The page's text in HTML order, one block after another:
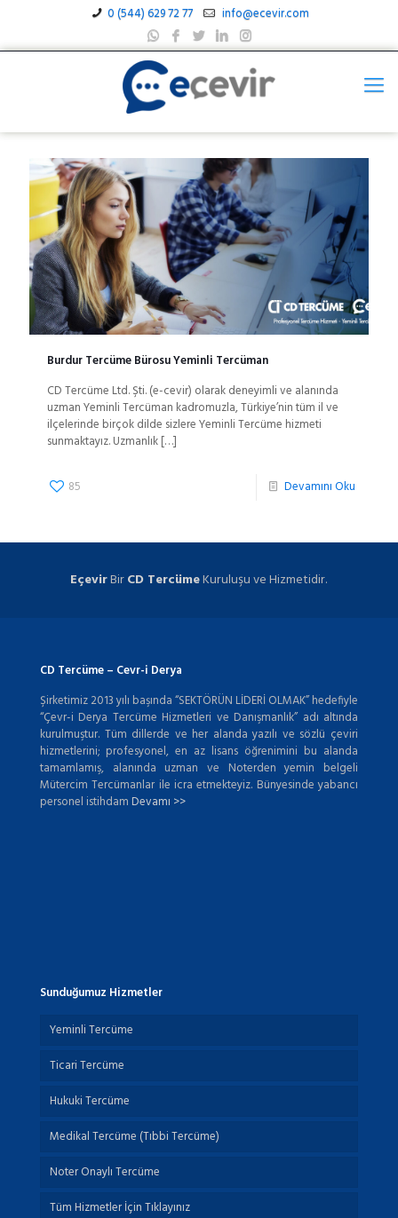
0 (544) 629 72 77 info@ecevir.com
Burdur Tercüme Bürosu Yeminli Tercüman
CD Tercüme Ltd. Şti. (e-cevir) olarak deneyimli ve alanında
uzman Yeminli Tercüman kadromuzla, Türkiye’nin tüm il ve
ilçelerinde birçok dilde sizlere Yeminli Tercüme hizmeti
sunmaktayız. Uzmanlık[…]
85 Devamını Oku
EçevirBirCD TercümeKuruluşu ve Hizmetidir.
CD Tercüme – Cevr-i Derya
Şirketimiz 2013 yılı başında “SEKTÖRÜN LİDERİ OLMAK” hedefiyle
“Çevr-i Derya Tercüme Hizmetleri ve Danışmanlık” adı altında
kurulmuştur. Tüm dillerde ve her alanda yazılı ve sözlü çeviri
hizmetlerini; profesyonel, en az lisans öğrenimini bu alanda
tamamlamış, alanında uzman ve Noterden yemin belgeli
Mütercim Tercümanlar ile icra etmekteyiz. Bünyesinde yabancı
personel istihdamDevamı >>
Sunduğumuz Hizmetler
Yeminli Tercüme
Ticari Tercüme
Hukuki Tercüme
Medikal Tercüme (Tıbbi Tercüme)
Noter Onaylı Tercüme
Tüm Hizmetler İçin Tıklayınız